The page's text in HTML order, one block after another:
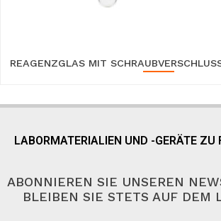
REAGENZGLAS MIT
LABORMATERIALIEN UND -GERÄTE ZU
ABONNIEREN SIE UNSEREN
BLEIBEN SIE STETS AUF DEM